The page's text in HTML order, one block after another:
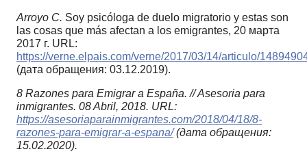
Arroyo C. Soy psicóloga de duelo migratorio y estas son
las cosas que más afectan a los emigrantes, 20 марта
2017 г. URL:
https://verne.elpais.com/verne/2017/03/14/articulo/
(дата обращения: 03.12.2019).
8 Razones para Emigrar a España. // Asesoria para
inmigrantes. 08 Abril, 2018. URL:
https://asesoriaparainmigrantes.com/2018/04/18/8-
razones-para-emigrar-a-espana/(дата обращения:
15.02.2020).